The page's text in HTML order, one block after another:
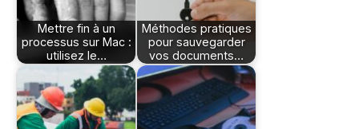
Mettre fin à un
processus sur Mac :
utilisez le…
Méthodes pratiques
pour sauvegarder
vos documents…